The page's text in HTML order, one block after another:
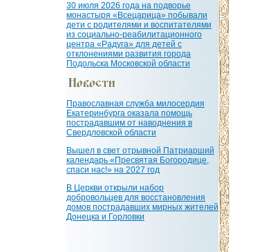
30 июля 2026 года на подворье
монастыря «Всецарица» побывали
дети с родителями и воспитателями
из социально-реабилитационного
центра «Радуга» для детей с
отклонениями развития города
Подольска Московской области
Православная служба милосердия
Екатеринбурга оказала помощь
пострадавшим от наводнения в
Свердловской области
Вышел в свет отрывной Патриарший
календарь «Пресвятая Богородице,
спаси нас!» на 2027 год
В Церкви открыли набор
добровольцев для восстановления
домов пострадавших мирных жителей
Донецка и Горловки